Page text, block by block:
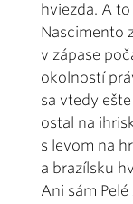
hviezda. A
Nascimento
v zápase
okolností
sa vtedy
ostal na
s levom na
a brazílsku
Ani sám